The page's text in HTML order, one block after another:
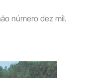
número dez mil.